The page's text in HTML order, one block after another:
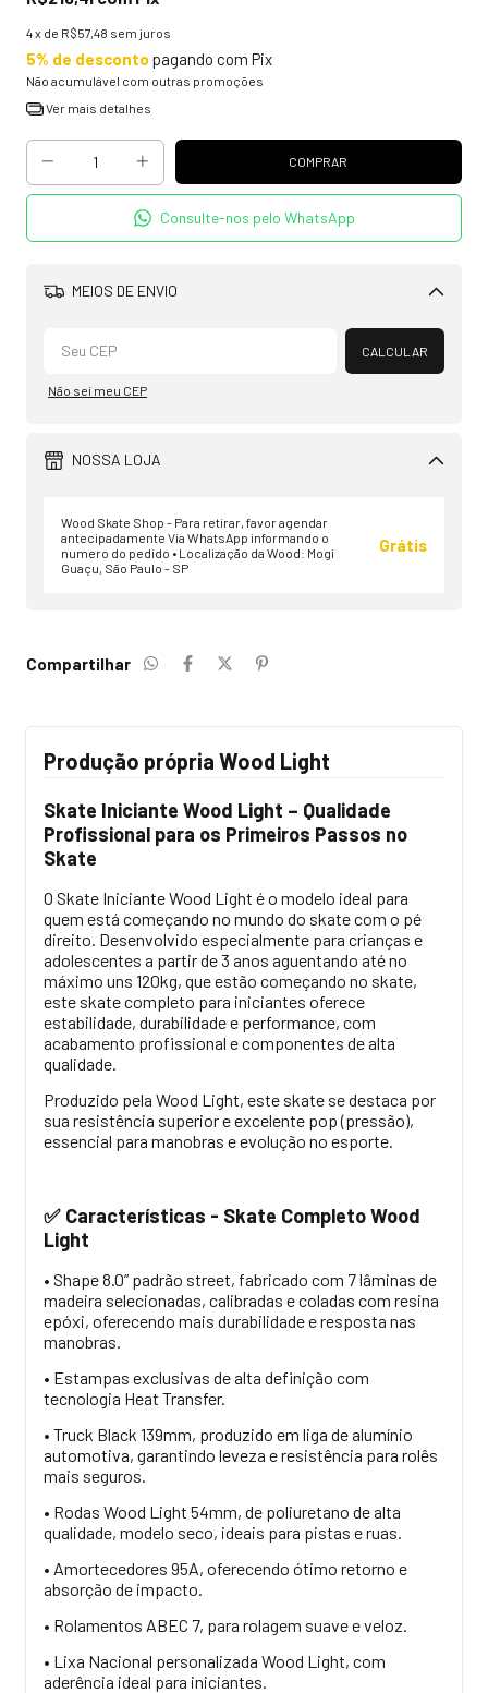
4x de R$57,48 sem juros
5% de desconto pagando com Pix
Não acumulável com outras promoções
Ver mais detalhes
Consulte-nos pelo WhatsApp
MEIOS DE ENVIO
Alterar CEP
CALCULAR
Não sei meu CEP
NOSSA LOJA
Wood Skate Shop - Para retirar, favor agendar
antecipadamente Via WhatsApp informando o
numero do pedido • Localização da Wood: Mogi
Guaçu, São Paulo - SP
Grátis
Compartilhar
Produção própria Wood Light
Skate Iniciante Wood Light – Qualidade
Profissional para os Primeiros Passos no
Skate
O Skate Iniciante Wood Light é o modelo ideal para
quem está começando no mundo do skate com o pé
direito. Desenvolvido especialmente para crianças e
adolescentes a partir de 3 anos aguentando até no
máximo uns 120kg, que estão começando no skate,
este skate completo para iniciantes oferece
estabilidade, durabilidade e performance, com
acabamento profissional e componentes de alta
qualidade.
Produzido pela Wood Light, este skate se destaca por
sua resistência superior e excelente pop (pressão),
essencial para manobras e evolução no esporte.
✅ Características - Skate Completo Wood
Light
• Shape 8.0” padrão street, fabricado com 7 lâminas de
madeira selecionadas, calibradas e coladas com resina
epóxi, oferecendo mais durabilidade e resposta nas
manobras.
• Estampas exclusivas de alta definição com
tecnologia Heat Transfer.
• Truck Black 139mm, produzido em liga de alumínio
automotiva, garantindo leveza e resistência para rolês
mais seguros.
• Rodas Wood Light 54mm, de poliuretano de alta
qualidade, modelo seco, ideais para pistas e ruas.
• Amortecedores 95A, oferecendo ótimo retorno e
absorção de impacto.
• Rolamentos ABEC 7, para rolagem suave e veloz.
• Lixa Nacional personalizada Wood Light, com
aderência ideal para iniciantes.